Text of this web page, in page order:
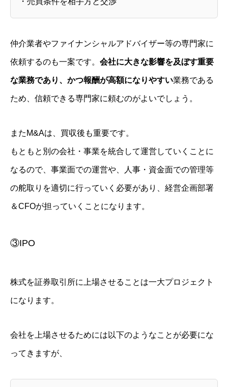
仲介業者やファイナンシャルアドバイザー等の専門家に
依頼するのも一案です。 会社に大きな影響を及ぼす重要
な業務であり、かつ報酬が高額になりやすい業務である
ため、信頼できる専門家に頼むのがよいでしょう。
またM&Aは、買収後も重要です。
もともと別の会社・事業を統合して運営していくことに
なるので、事業面での運営や、人事・資金面での管理等
の舵取りを適切に行っていく必要があり、経営企画部署
＆CFOが担っていくことになります。
③IPO
株式を証券取引所に上場させることは一大プロジェクト
になります。
会社を上場させるためには以下のようなことが必要にな
ってきますが、
ご質問
NEWS